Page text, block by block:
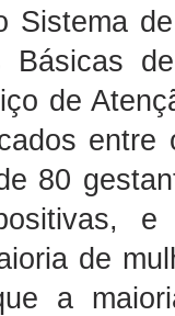
Sistema
Básicas
de
80
e
de
a